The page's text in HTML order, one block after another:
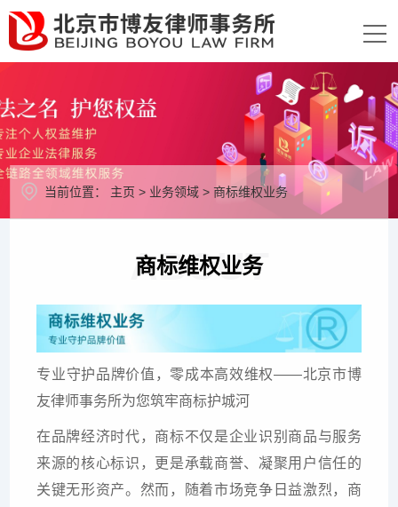
当前位置： 主页 > 业务领域 >商标维权业务
ABOUT
商标维权业务
专业守护品牌价值，零成本高效维权——北京市博
友律师事务所为您筑牢商标护城河
在品牌经济时代，商标不仅是企业识别商品与服务
来源的核心标识，更是承载商誉、凝聚用户信任的
关键无形资产。然而，随着市场竞争日益激烈，商